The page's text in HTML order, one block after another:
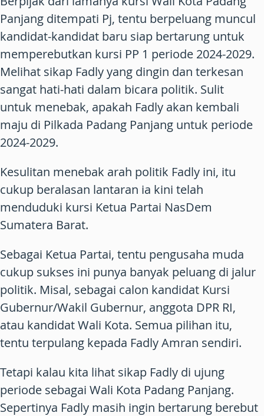
Panjang ditempati Pj, tentu berpeluang muncul
kandidat-kandidat baru siap bertarung untuk
memperebutkan kursi PP 1 periode 2024-2029.
Melihat sikap Fadly yang dingin dan terkesan
sangat hati-hati dalam bicara politik. Sulit
untuk menebak, apakah Fadly akan kembali
maju di Pilkada Padang Panjang untuk periode
2024-2029.
Kesulitan menebak arah politik Fadly ini, itu
cukup beralasan lantaran ia kini telah
menduduki kursi Ketua Partai NasDem
Sumatera Barat.
Sebagai Ketua Partai, tentu pengusaha muda
cukup sukses ini punya banyak peluang di jalur
politik. Misal, sebagai calon kandidat Kursi
Gubernur/Wakil Gubernur, anggota DPR RI,
atau kandidat Wali Kota. Semua pilihan itu,
tentu terpulang kepada Fadly Amran sendiri.
Tetapi kalau kita lihat sikap Fadly di ujung
periode sebagai Wali Kota Padang Panjang.
Sepertinya Fadly masih ingin bertarung berebut